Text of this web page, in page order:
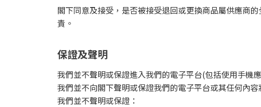
閣下同意及接受，是否被接受退回或更換商品屬供應商
責。
保證及聲明
我們並不聲明或保證進入我們的電子平台(包括使用手機
我們並不向閣下聲明或保證我們的電子平台或其任何內容
我們並不聲明或保證：